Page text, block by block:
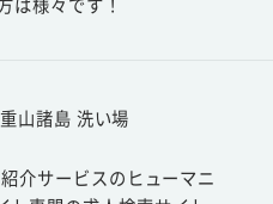
山諸島 洗い場
介サービスのヒューマニ